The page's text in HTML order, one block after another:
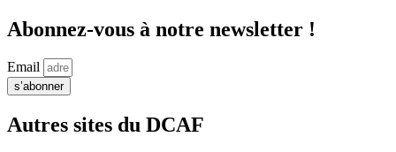
Abonnez-vous à notre newsletter !
Email
s’abonner
Autres sites du DCAF